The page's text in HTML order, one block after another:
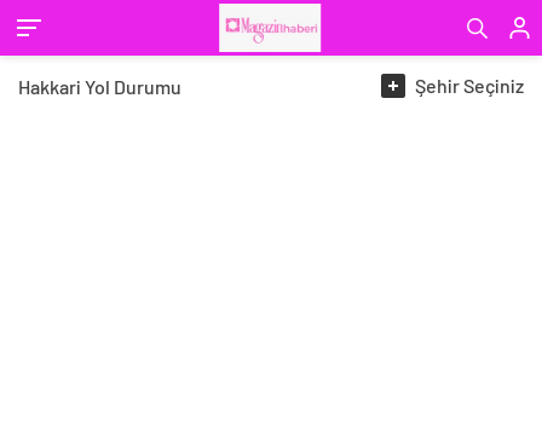
Hakkari Yol Durumu ŞehirSeçiniz